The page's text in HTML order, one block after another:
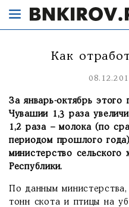
Как
За январь-октябрь этого
Чувашии 1,3 раза
1,2 раза – молока (по
периодом прошлого
министерство сельского
Республики.
По данным
тонн скота и птицы на